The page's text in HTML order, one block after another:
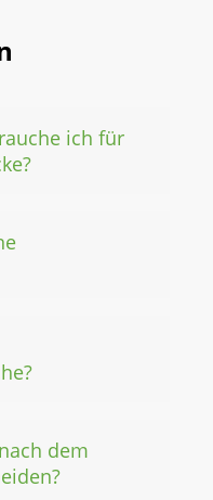
ich für
dem